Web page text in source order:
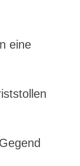
eine